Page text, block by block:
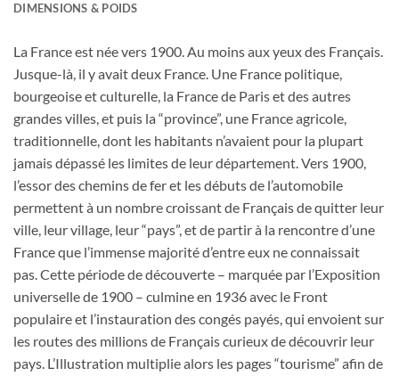
DIMENSIONS & POIDS
La France est née vers 1900. Au moins aux yeux des Français.
Jusque-là, il y avait deux France. Une France politique,
bourgeoise et culturelle, la France de Paris et des autres
grandes villes, et puis la “province”, une France agricole,
traditionnelle, dont les habitants n’avaient pour la plupart
jamais dépassé les limites de leur département. Vers 1900,
l’essor des chemins de fer et les débuts de l’automobile
permettent à un nombre croissant de Français de quitter leur
ville, leur village, leur “pays”, et de partir à la rencontre d’une
France que l’immense majorité d’entre eux ne connaissait
pas. Cette période de découverte – marquée par l’Exposition
universelle de 1900 – culmine en 1936 avec le Front
populaire et l’instauration des congés payés, qui envoient sur
les routes des millions de Français curieux de découvrir leur
pays. L’Illustration multiplie alors les pages “tourisme” afin de